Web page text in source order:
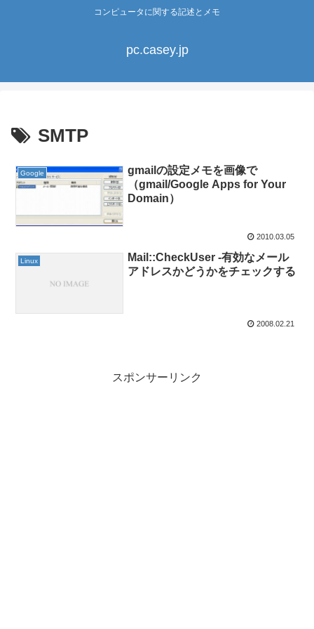
コンピュータに関する記述とメモ
pc.casey.jp
SMTP
Google
gmailの設定メモを画像で
（gmail/Google Apps for Your
Domain）
2010.03.05
Linux
Mail::CheckUser -有効なメール
アドレスかどうかをチェックする
2008.02.21
スポンサーリンク